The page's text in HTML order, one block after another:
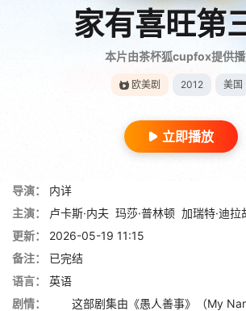
家有喜旺第
本片由茶杯狐cupfox提供
欧美剧 2012 美国
立即播放
导演：
内详
主演：
卢卡斯·内夫 玛莎·普林顿 加瑞特·迪拉
更新：
2026-05-19 11:15
备注：
已完结
语言：
英语
剧情：
这部剧集由《愚人善事》（My